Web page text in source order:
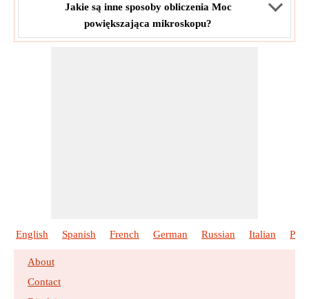
Jakie są inne sposoby obliczenia Moc
powiększająca mikroskopu?
English Spanish French German Russian Italian
About
Contact